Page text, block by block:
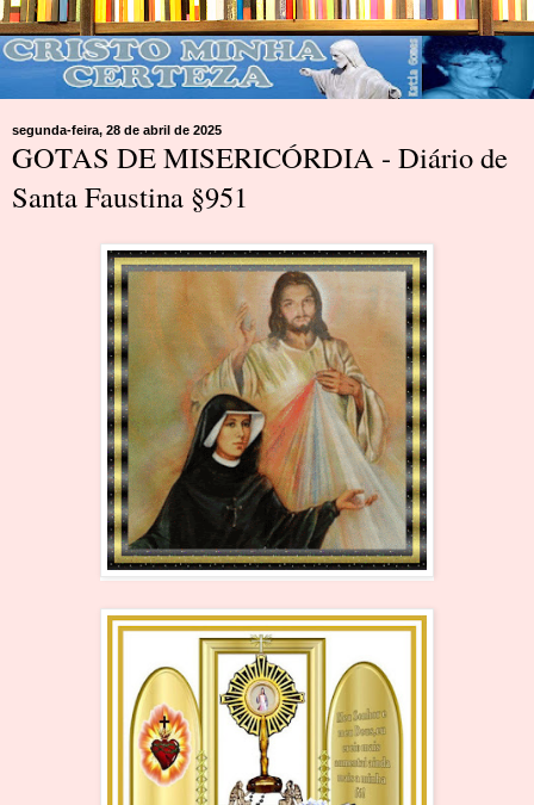
segunda-feira, 28 de abril de 2025
GOTAS DE MISERICÓRDIA - Diário de
Santa Faustina §951